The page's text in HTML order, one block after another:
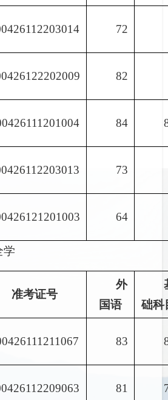
72
82
84
73
64
学
准考证号
外
国语
础科
83
81